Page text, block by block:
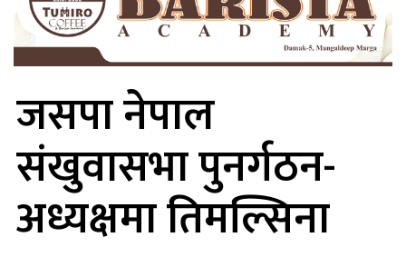
जसपा नेपाल
संखुवासभा पुनर्गठन-
अध्यक्षमा तिमल्सिना